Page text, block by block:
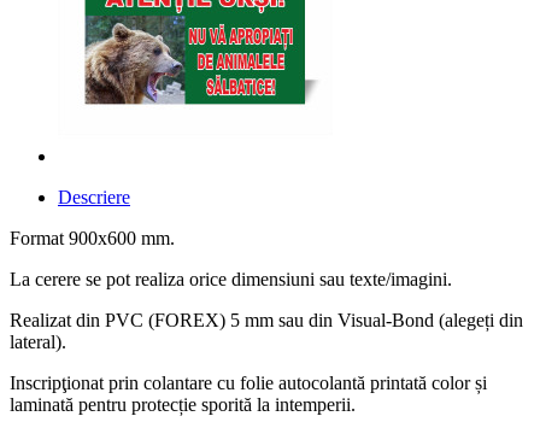
Descriere
Format 900x600 mm.
La cerere se pot realiza orice dimensiuni sau texte/imagini.
Realizat din PVC (FOREX) 5 mm sau din Visual-Bond (alegeți din
lateral).
Inscripţionat prin colantare cu folie autocolantă printată color și
laminată pentru protecție sporită la intemperii.